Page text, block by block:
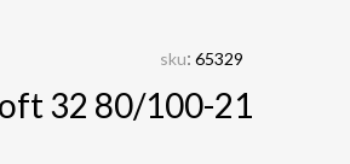
sku: 65329
32 80/100-21